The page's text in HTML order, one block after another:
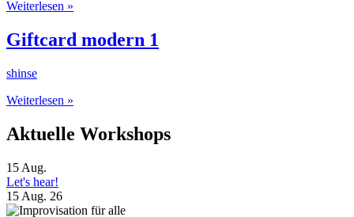
Giftcard
2
Weiterlesen »
Giftcard modern 1
shinse
Giftcard
1
Weiterlesen »
Aktuelle Workshops
15 Aug.
Let's hear!
15 Aug. 26